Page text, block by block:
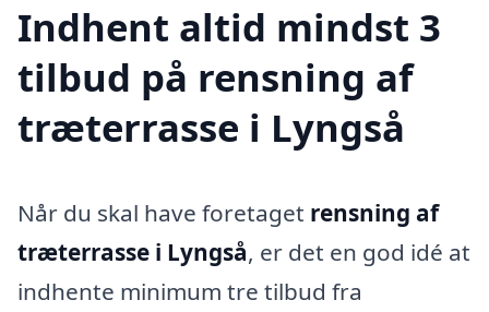
Indhent altid mindst 3
tilbud på rensning af
træterrasse i Lyngså
Når du skal have foretaget rensning af
træterrasse i Lyngså, er det en god idé at
indhente minimum tre tilbud fra